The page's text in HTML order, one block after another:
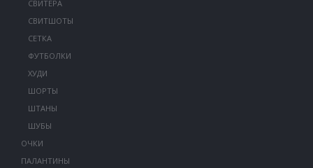
СВИТЕРА
СВИТШОТЫ
СЕТКА
ФУТБОЛКИ
ХУДИ
ШОРТЫ
ШТАНЫ
ШУБЫ
ОЧКИ
ПАЛАНТИНЫ